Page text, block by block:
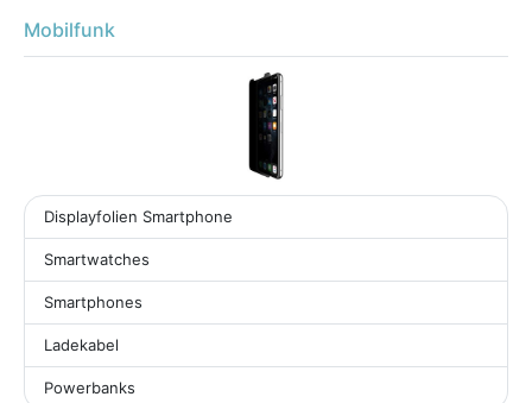
Mobilfunk
Displayfolien Smartphone
Smartwatches
Smartphones
Ladekabel
Powerbanks